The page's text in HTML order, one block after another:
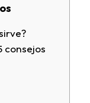
consejos